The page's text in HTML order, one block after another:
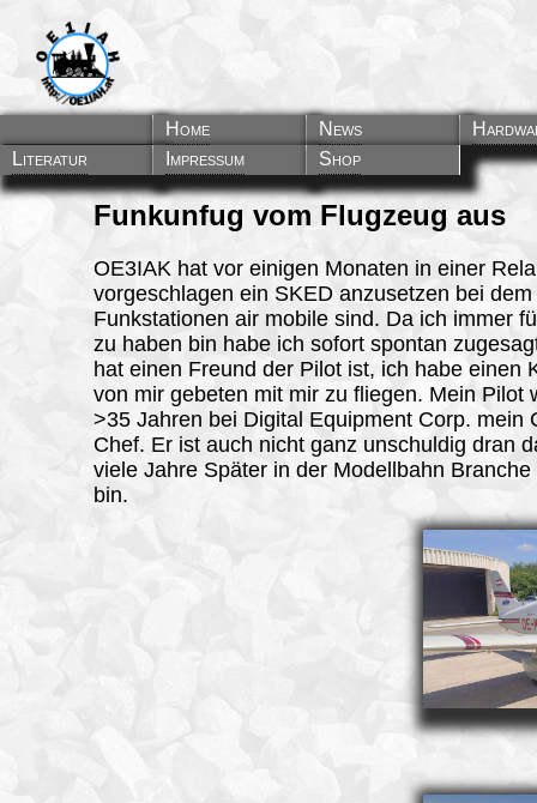
Home News
Literatur
Impressum Shop
Funkunfug vom Flugzeug aus
OE3IAK hat vor einigen Monaten in einer
vorgeschlagen ein SKED anzusetzen bei
Funkstationen air mobile sind. Da ich immer
zu haben bin habe ich sofort spontan
hat einen Freund der Pilot ist, ich habe einen
von mir gebeten mit mir zu fliegen. Mein Pilot
>35 Jahren bei Digital Equipment Corp. mein
Chef. Er ist auch nicht ganz unschuldig dran
viele Jahre Später in der Modellbahn
bin.